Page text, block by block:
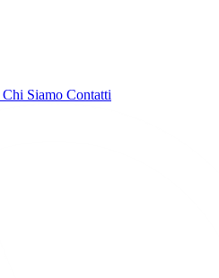
Chi Siamo Contatti